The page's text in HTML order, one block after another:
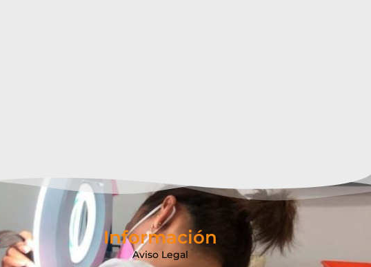
Información
Aviso Legal